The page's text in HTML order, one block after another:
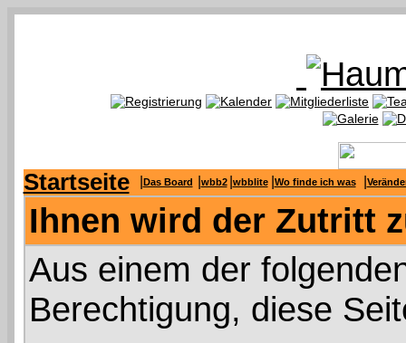
Startseite Das Board wbb2 wbblite Wo finde ich was
Ihnen wird der Zutritt
Aus einem der
Berechtigung, diese